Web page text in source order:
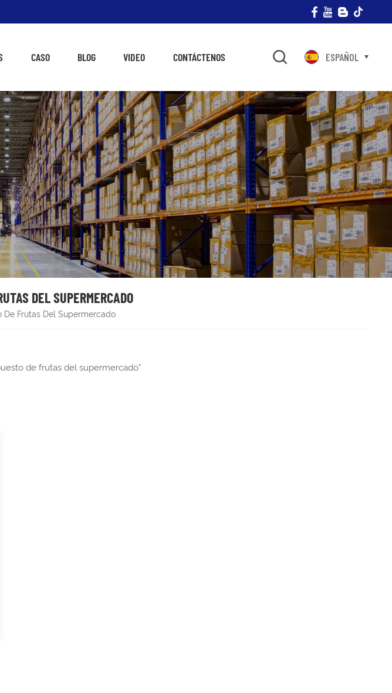
CASO BLOG VIDEO CONTÁCTENOS ESPAÑOL
DEL SUPERMERCADO
De Frutas Del Supermercado
de frutas del supermercado"